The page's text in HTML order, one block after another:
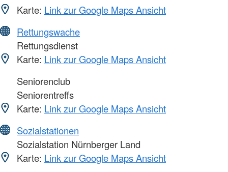
Karte: Link zur Google Maps Ansicht
Rettungswache
Rettungsdienst
Karte: Link zur Google Maps Ansicht
Seniorenclub
Seniorentreffs
Karte: Link zur Google Maps Ansicht
Sozialstationen
Sozialstation Nürnberger Land
Karte: Link zur Google Maps Ansicht